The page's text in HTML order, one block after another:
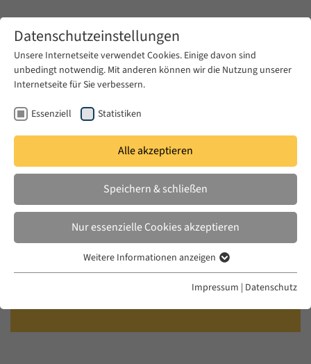
Zum Hauptinhalt springen
MI. 21 JAN. 2004
Historische Sondierungen und
methodische Reflexionen zur
Korangenese – Wege zur
Rekonstruktion des
Datenschutzeinstellungen
Unsere Internetseite verwendet Cookies. Einige davon sind
unbedingt notwendig. Mit anderen können wir die Nutzung unserer
Internetseite für Sie verbessern.
Essenziell Statistiken
Alle akzeptieren
Speichern & schließen
Nur essenzielle Cookies akzeptieren
Essenzielle Cookies werden für grundlegende Funktionen der
einwandfrei funktioniert.
Weitere Informationen anzeigen
Impressum | Datenschutz